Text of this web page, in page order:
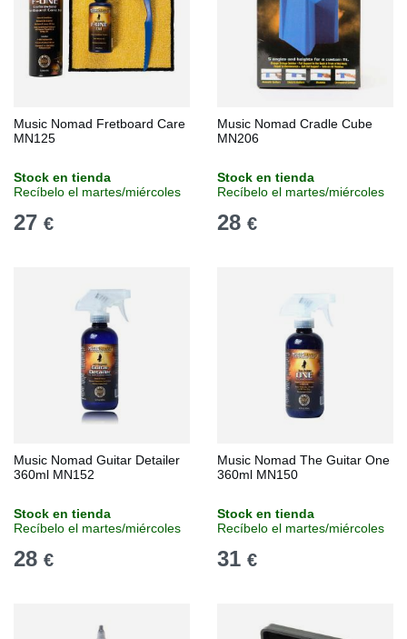
Music Nomad Fretboard Care
MN125
Stock en tienda
Recíbelo el martes/miércoles
27 €
Music Nomad Cradle Cube
MN206
Stock en tienda
Recíbelo el martes/miércoles
28 €
Music Nomad Guitar Detailer
360ml MN152
Stock en tienda
Recíbelo el martes/miércoles
28 €
Music Nomad The Guitar One
360ml MN150
Stock en tienda
Recíbelo el martes/miércoles
31 €